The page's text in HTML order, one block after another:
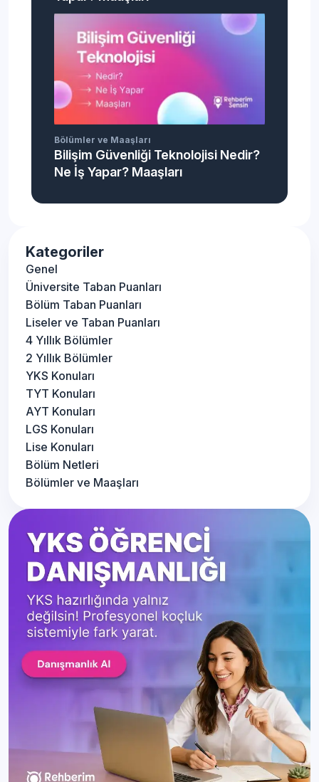
Bölümler ve Maaşları
Bilişim Güvenliği Teknolojisi Nedir?
Ne İş Yapar? Maaşları
Kategoriler
Genel
Üniversite Taban Puanları
Bölüm Taban Puanları
Liseler ve Taban Puanları
4 Yıllık Bölümler
2 Yıllık Bölümler
YKS Konuları
TYT Konuları
AYT Konuları
LGS Konuları
Lise Konuları
Bölüm Netleri
Bölümler ve Maaşları